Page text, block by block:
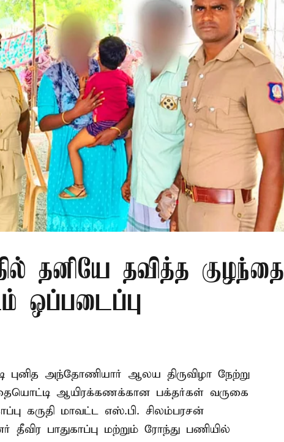
தனியே தவித்த குழந்தை
ஒப்படைப்பு
புனித அந்தோணியார் ஆலய திருவிழா நேற்று
ஆயிரக்கணக்கான பக்தர்கள் வருகை
கருதி மாவட்ட எஸ்.பி. சிலம்பரசன்
தீவிர பாதுகாப்பு மற்றும் ரோந்து பணியில்